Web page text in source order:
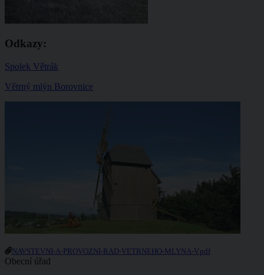
Odkazy:
Spolek Větrák
Větrný mlýn Borovnice
NAVSTEVNI-A-PROVOZNI-RAD-VETRNEHO-MLYNA-V.pdf
Obecní úřad